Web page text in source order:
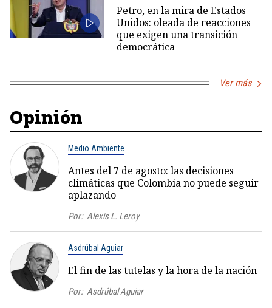
Petro, en la mira de Estados
Unidos: oleada de reacciones
que exigen una transición
democrática
Ver más
Opinión
Medio Ambiente
Antes del 7 de agosto: las decisiones
climáticas que Colombia no puede seguir
aplazando
Por: Alexis L. Leroy
Asdrúbal Aguiar
El fin de las tutelas y la hora de la nación
Por: Asdrúbal Aguiar